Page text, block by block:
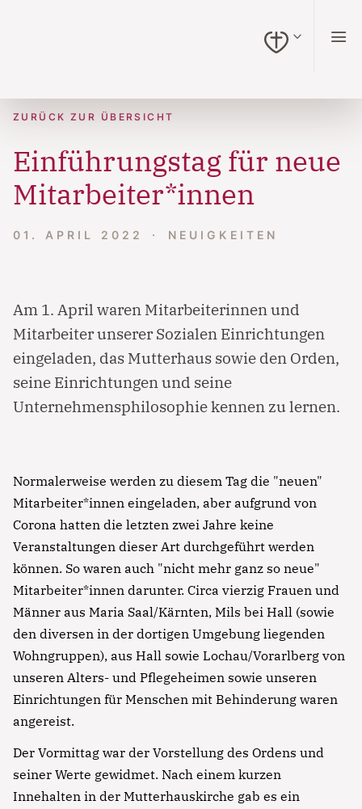
ZURÜCK ZUR ÜBERSICHT
Einführungstag für neue
Mitarbeiter*innen
01. APRIL 2022 NEUIGKEITEN
Am 1. April waren Mitarbeiterinnen und
Mitarbeiter unserer Sozialen Einrichtungen
eingeladen, das Mutterhaus sowie den Orden,
seine Einrichtungen und seine
Unternehmensphilosophie kennen zu lernen.
Normalerweise werden zu diesem Tag die "neuen"
Mitarbeiter*innen eingeladen, aber aufgrund von
Corona hatten die letzten zwei Jahre keine
Veranstaltungen dieser Art durchgeführt werden
können. So waren auch "nicht mehr ganz so neue"
Mitarbeiter*innen darunter. Circa vierzig Frauen und
Männer aus Maria Saal/Kärnten, Mils bei Hall (sowie
den diversen in der dortigen Umgebung liegenden
Wohngruppen), aus Hall sowie Lochau/Vorarlberg von
unseren Alters- und Pflegeheimen sowie unseren
Einrichtungen für Menschen mit Behinderung waren
angereist.
Der Vormittag war der Vorstellung des Ordens und
seiner Werte gewidmet. Nach einem kurzen
Innehalten in der Mutterhauskirche gab es ein